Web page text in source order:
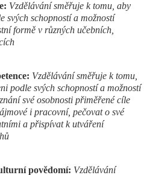
Vzdělávání směřuje k tomu, aby
svých schopností a možností
formě v různých učebních,
Vzdělávání směřuje k tomu,
podle svých schopností a možností
své osobnosti přiměřené cíle
i pracovní, pečovat o své
a přispívat k utváření
povědomí: Vzdělávání